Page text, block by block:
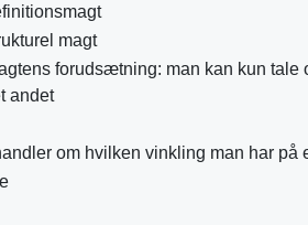
magt
forudsætning: man kan kun
andet
om hvilken vinkling man har på